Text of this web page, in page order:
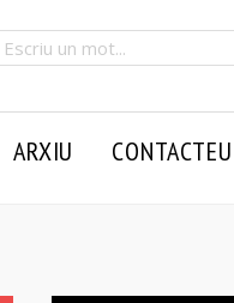
ARXIU CONTACTEU